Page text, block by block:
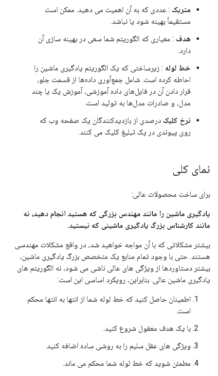
متریک : عددی که به آن اهمیت می دهید. ممکن است
مستقیماً بهینه شود یا نباشد.
هدف : معیاری که الگوریتم شما سعی در بهینه سازی آن
دارد.
خط لوله : زیرساختی که یک الگوریتم یادگیری ماشین را
احاطه کرده است. شامل جمع‌آوری داده‌ها از قسمت جلو،
قرار دادن آن در فایل‌های داده آموزشی، آموزش یک یا چند
مدل، و صادرات مدل‌ها به تولید است.
نرخ کلیک درصدی از بازدیدکنندگان یک صفحه وب که
روی پیوندی در یک تبلیغ کلیک می کنند.
نمای کلی
برای ساخت محصولات عالی:
یادگیری ماشین را مانند مهندس بزرگی که هستید انجام دهید، نه
مانند کارشناس بزرگ یادگیری ماشینی که نیستید.
بیشتر مشکلاتی که با آن مواجه خواهید شد، در واقع مشکلات مهندسی
هستند. حتی با وجود تمام منابع یک متخصص بزرگ یادگیری ماشین،
بیشتر دستاوردها از ویژگی های عالی ناشی می شود، نه الگوریتم های
یادگیری ماشین عالی. بنابراین، رویکرد اساسی این است:
اطمینان حاصل کنید که خط لوله شما از انتها به انتها محکم
است.
با یک هدف معقول شروع کنید.
ویژگی های عقل سلیم را به روشی ساده اضافه کنید.
مطمئن شوید که خط لوله شما محکم می ماند.